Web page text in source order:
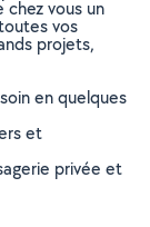
vous un
vos
projets,
en quelques
et
privée et